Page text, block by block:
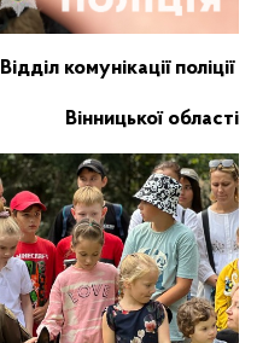
Відділ комунікації поліції
Вінницької області